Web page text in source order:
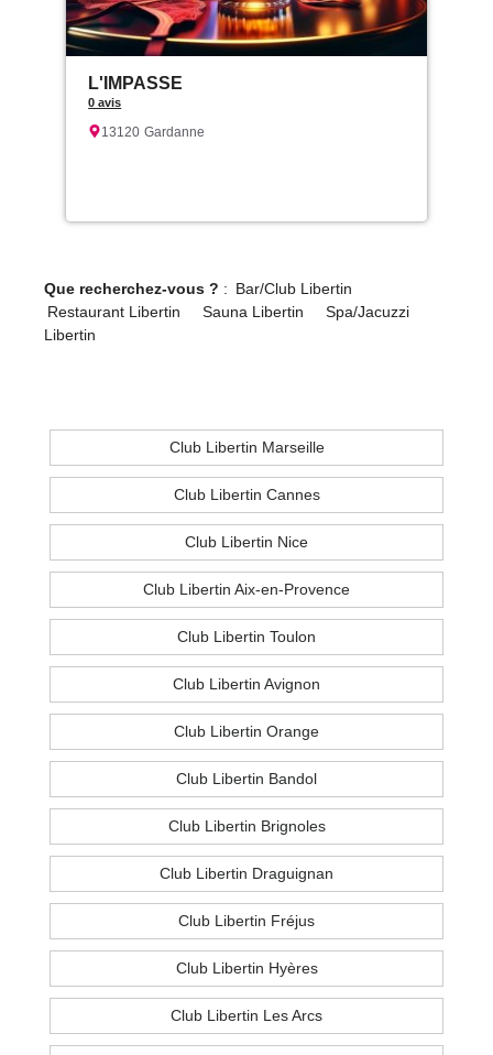
L'IMPASSE
0 avis
13120 Gardanne
Que recherchez-vous ? : Bar/Club Libertin
Restaurant Libertin
Sauna Libertin
Spa/Jacuzzi
Libertin
Club Libertin Marseille
Club Libertin Cannes
Club Libertin Nice
Club Libertin Aix-en-Provence
Club Libertin Toulon
Club Libertin Avignon
Club Libertin Orange
Club Libertin Bandol
Club Libertin Brignoles
Club Libertin Draguignan
Club Libertin Fréjus
Club Libertin Hyères
Club Libertin Les Arcs